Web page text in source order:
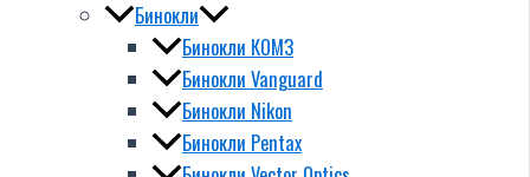
Бинокли
Бинокли КОМЗ
Бинокли Vanguard
Бинокли Nikon
Бинокли Pentax